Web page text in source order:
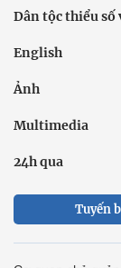
Dân tộc thiểu số
English
Ảnh
Multimedia
24h qua
Tuyến